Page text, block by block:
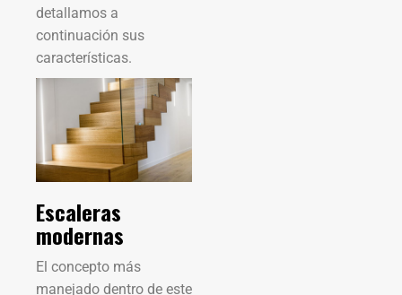
detallamos a
continuación sus
características.
Escaleras
modernas
El concepto más
manejado dentro de este